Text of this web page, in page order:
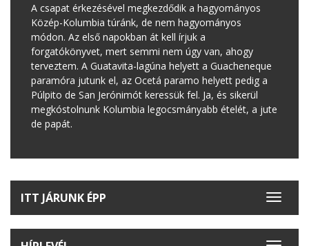
A csapat érkezésével megkezdődik a hagyományos
Közép-Kolumbia túránk, de nem hagyományos
módon. Az első napokban át kell írjuk a
forgatókönyvet, mert semmi nem úgy van, ahogy
terveztem. A Guatavita-lagúna helyett a Guacheneque
paramóra jutunk el, az Ocetá paramo helyett pedig a
Púlpito de San Jerónimót keressük fel. Ja, és sikerül
megkóstolnunk Kolumbia legocsmányabb ételét, a jute
de papát.
Toggle
ITT JÁRUNK ÉPP